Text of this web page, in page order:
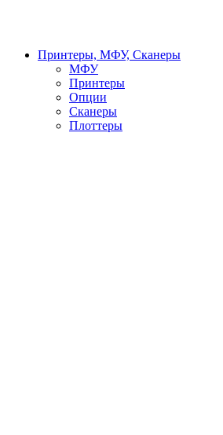
Принтеры, МФУ, Сканеры
МФУ
Принтеры
Опции
Сканеры
Плоттеры